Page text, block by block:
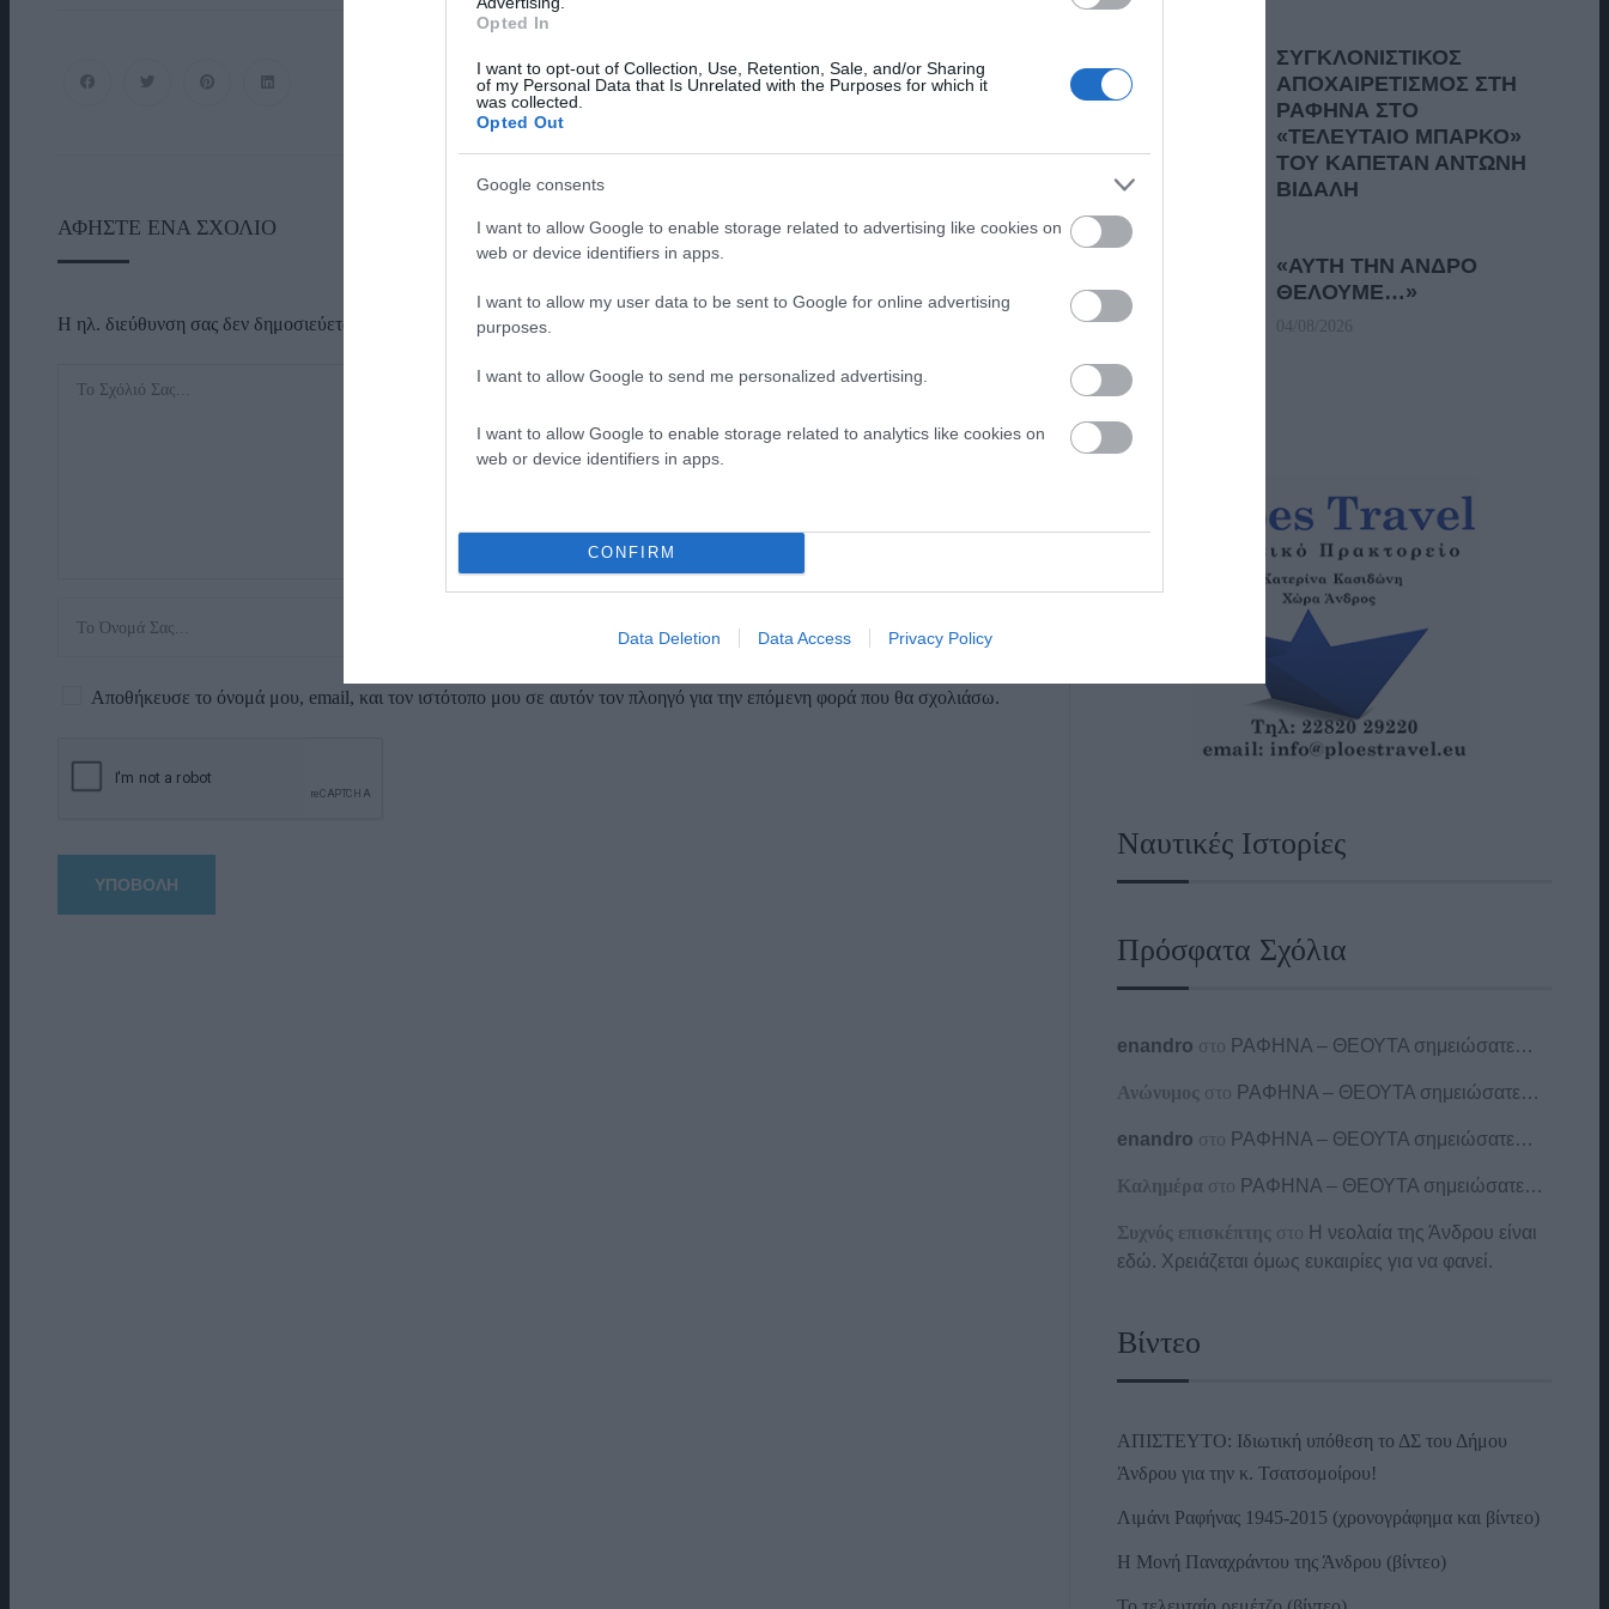
Opted In
I want to opt-out of Collection, Use, Retention, Sale, and/or Sharing
of my Personal Data that Is Unrelated with the Purposes for which it
was collected.
Opted Out
Google consents
I want to allow Google to enable storage related to advertising like cookies on
web or device identifiers in apps.
I want to allow my user data to be sent to Google for online advertising
purposes.
I want to allow Google to send me personalized advertising.
I want to allow Google to enable storage related to analytics like cookies on
web or device identifiers in apps.
CONFIRM
Data Deletion Data Access Privacy Policy
ΑΦΉΣΤΕ ΈΝΑ ΣΧΌΛΙΟ
Η ηλ. διεύθυνση σας δεν δημοσιεύεται. Τα υποχρεωτικά πεδία σημειώνονται με
Αποθήκευσε το όνομά μου, email, και τον ιστότοπο μου σε αυτόν τον πλοηγό για την επόμενη φορά που θα σχολιάσω.
ΣΥΓΚΛΟΝΙΣΤΙΚΟΣ
ΑΠΟΧΑΙΡΕΤΙΣΜΟΣ ΣΤΗ
ΡΑΦΗΝΑ ΣΤΟ
«ΤΕΛΕΥΤΑΙΟ ΜΠΑΡΚΟ»
ΤΟΥ ΚΑΠΕΤΑΝ ΑΝΤΩΝΗ
ΒΙΔΑΛΗ
05/08/2026
«ΑΥΤΗ ΤΗΝ ΑΝΔΡΟ
ΘΕΛΟΥΜΕ…»
04/08/2026
Ναυτικές Ιστορίες
Πρόσφατα Σχόλια
enandro στο ΡΑΦΗΝΑ – ΘΕΟΥΤΑ σημειώσατε…
Ανώνυμος στο ΡΑΦΗΝΑ – ΘΕΟΥΤΑ σημειώσατε…
enandro στο ΡΑΦΗΝΑ – ΘΕΟΥΤΑ σημειώσατε…
Καλημέρα στο ΡΑΦΗΝΑ – ΘΕΟΥΤΑ σημειώσατε…
Συχνός επισκέπτης στο Η νεολαία της Άνδρου είναι
εδώ. Χρειάζεται όμως ευκαιρίες για να φανεί.
Βίντεο
ΑΠΙΣΤΕΥΤΟ: Ιδιωτική υπόθεση το ΔΣ του Δήμου
Άνδρου για την κ. Τσατσομοίρου!
Λιμάνι Ραφήνας 1945-2015 (χρονογράφημα και βίντεο)
Η Μονή Παναχράντου της Άνδρου (βίντεο)